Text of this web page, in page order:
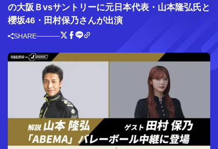
の大阪Ｂvsサントリーに元日本代表・山本隆弘氏と
櫻坂46・田村保乃さんが出演
SHARE